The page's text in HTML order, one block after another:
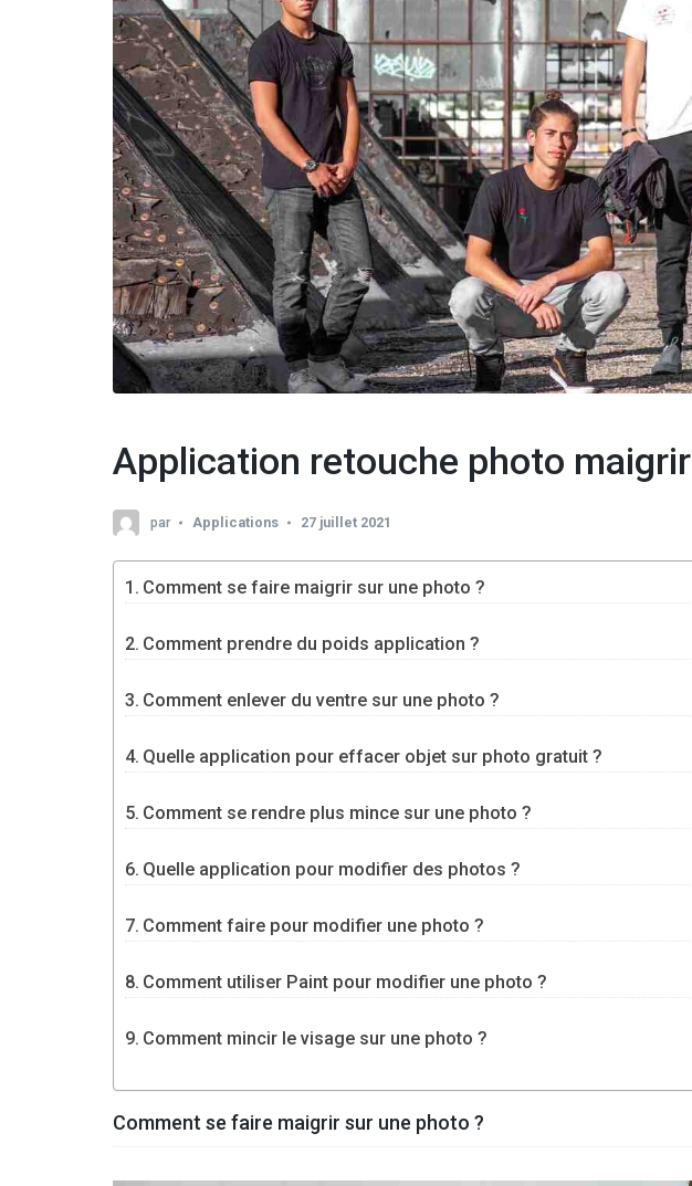
Application retouche photo maigrir
par Applications 27 juillet 2021
Comment se faire maigrir sur une photo ?
Comment prendre du poids application ?
Comment enlever du ventre sur une photo ?
Quelle application pour effacer objet sur photo gratuit ?
Comment se rendre plus mince sur une photo ?
Quelle application pour modifier des photos ?
Comment faire pour modifier une photo ?
Comment utiliser Paint pour modifier une photo ?
Comment mincir le visage sur une photo ?
Comment se faire maigrir sur une photo ?